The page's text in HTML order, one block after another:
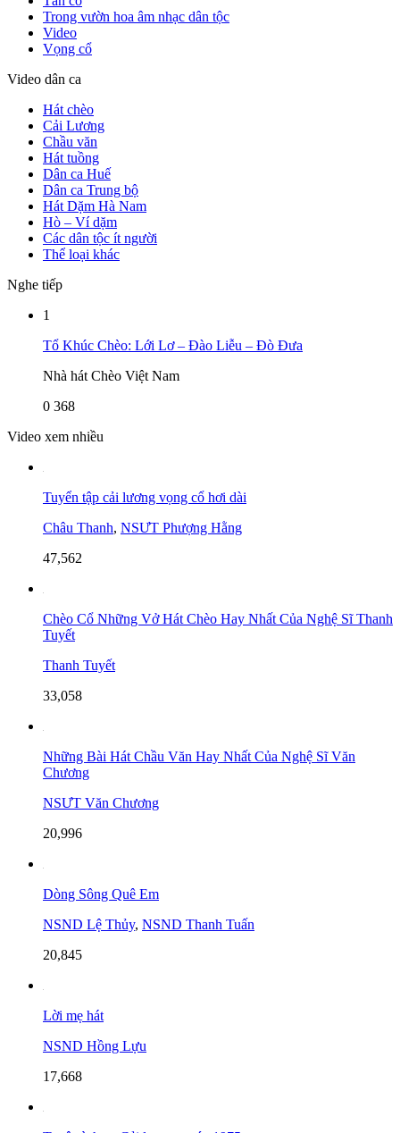
Trong vườn hoa âm nhạc dân tộc
Video
Vọng cổ
Video dân ca
Hát chèo
Cải Lương
Chầu văn
Hát tuồng
Dân ca Huế
Dân ca Trung bộ
Hát Dặm Hà Nam
Hò – Ví dặm
Các dân tộc ít người
Thể loại khác
Nghe tiếp
1
Tổ Khúc Chèo: Lới Lơ – Đào Liễu – Đò Đưa
Nhà hát Chèo Việt Nam
0 368
Video xem nhiều
Tuyển tập cải lương vọng cổ hơi dài
Châu Thanh, NSƯT Phượng Hằng
47,562
Chèo Cổ Những Vở Hát Chèo Hay Nhất Của Nghệ Sĩ Thanh
Tuyết
Thanh Tuyết
33,058
Những Bài Hát Chầu Văn Hay Nhất Của Nghệ Sĩ Văn
Chương
NSƯT Văn Chương
20,996
Dòng Sông Quê Em
NSND Lệ Thủy, NSND Thanh Tuấn
20,845
Lời mẹ hát
NSND Hồng Lựu
17,668